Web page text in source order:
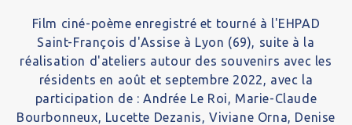
Film ciné-poème enregistré et tourné à l'EHPAD
Saint-François d'Assise à Lyon (69), suite à la
réalisation d'ateliers autour des souvenirs avec les
résidents en août et septembre 2022, avec la
participation de : Andrée Le Roi, Marie-Claude
Bourbonneux, Lucette Dezanis, Viviane Orna, Denise